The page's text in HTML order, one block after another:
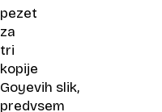
pezet
za
tri
kopije
Goyevih slik,
predvsem